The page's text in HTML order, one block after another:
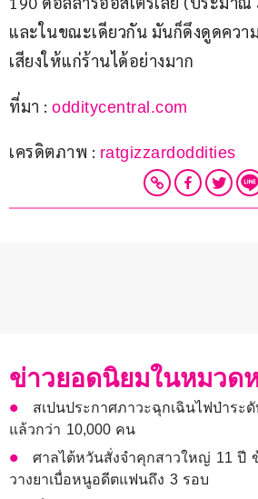
และในขณะเดียวกัน มันก็ดึงดูดควา
เสียงให้แก่ร้านได้อย่างมาก
ที่มา : odditycentral.com
เครดิตภาพ : ratgizzardoddities
ข่าวยอดนิยมในหมวด
สเปนประกาศภาวะฉุกเฉินไฟป่าระ
แล้วกว่า 10,000 คน
ศาลไต้หวันสั่งจำคุกสาวใหญ่ 11 ปี
วางยาเบื่อหนูอดีตแฟนถึง 3 รอบ